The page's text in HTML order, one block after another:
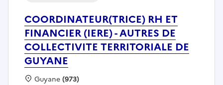
COORDINATEUR(TRICE) RH ET
FINANCIER (IERE) - AUTRES DE
COLLECTIVITE TERRITORIALE DE
GUYANE
Localisation :
Guyane(973)